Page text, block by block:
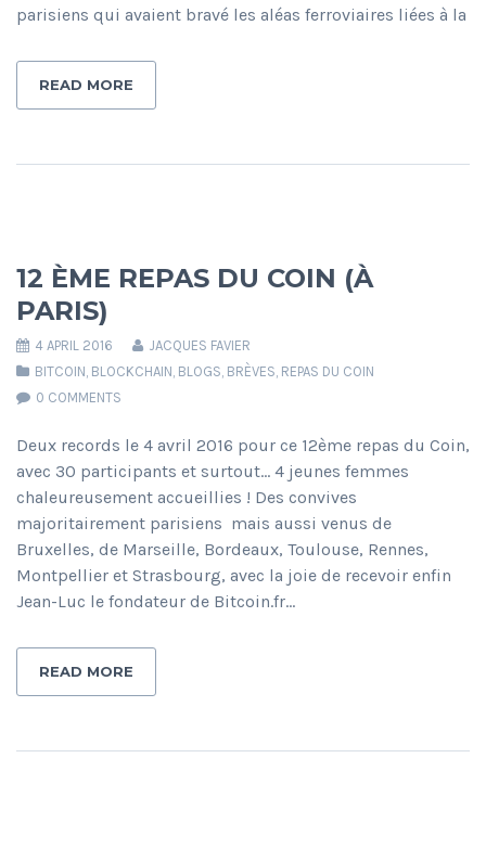
parisiens qui avaient bravé les aléas ferroviaires liées à la
READ MORE
12 ÈME REPAS DU COIN (À
PARIS)
4 APRIL 2016
JACQUES FAVIER
BITCOIN, BLOCKCHAIN, BLOGS, BRÈVES, REPAS DU COIN
0 COMMENTS
Deux records le 4 avril 2016 pour ce 12ème repas du Coin,
avec 30 participants et surtout… 4 jeunes femmes
chaleureusement accueillies ! Des convives
majoritairement parisiens mais aussi venus de
Bruxelles, de Marseille, Bordeaux, Toulouse, Rennes,
Montpellier et Strasbourg, avec la joie de recevoir enfin
Jean-Luc le fondateur de Bitcoin.fr…
READ MORE